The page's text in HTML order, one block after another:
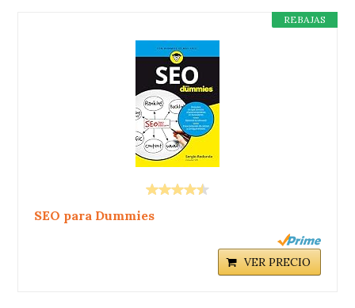
REBAJAS
SEO para Dummies
VER PRECIO